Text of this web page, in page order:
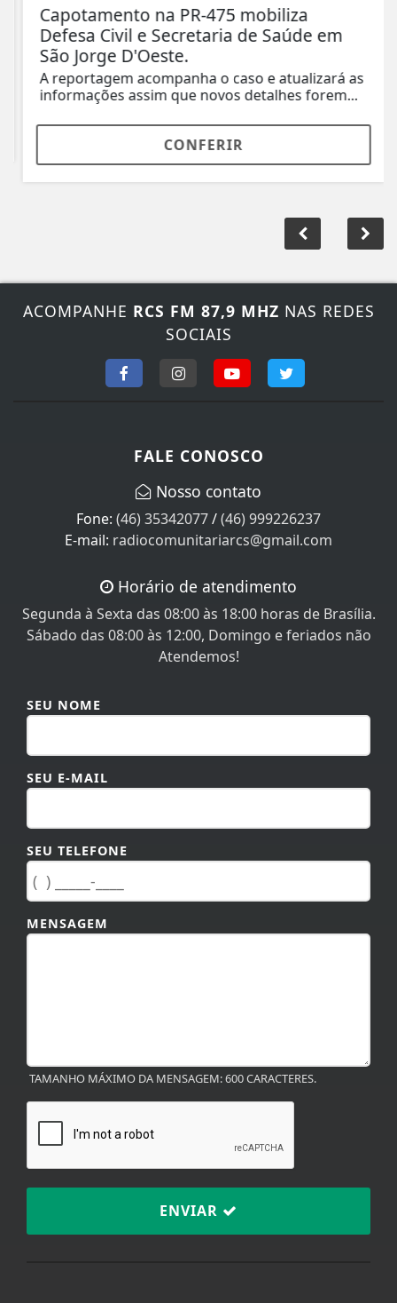
Capotamento na PR-475 mobiliza
Defesa Civil e Secretaria de Saúde em
São Jorge D'Oeste.
A reportagem acompanha o caso e atualizará as
informações assim que novos detalhes forem...
CONFERIR
ACOMPANHE RCS FM 87,9 MHZ NAS REDES
SOCIAIS
FALE CONOSCO
Nosso contato
Fone: (46) 35342077/(46) 999226237
E-mail: radiocomunitariarcs@gmail.com
Horário de atendimento
Segunda à Sexta das 08:00 às 18:00 horas de Brasília.
Sábado das 08:00 às 12:00, Domingo e feriados não
Atendemos!
SEU NOME
SEU E-MAIL
SEU TELEFONE
MENSAGEM
TAMANHO MÁXIMO DA MENSAGEM: 600 CARACTERES.
ENVIAR